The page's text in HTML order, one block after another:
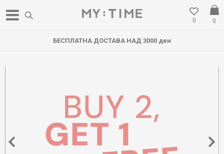
0
0
БЕСПЛАТНА ДОСТАВА НАД 3000 ден